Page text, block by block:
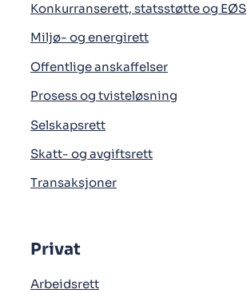
Konkurranserett, statsstøtte og EØS
Miljø- og energirett
Offentlige anskaffelser
Prosess og tvisteløsning
Selskapsrett
Skatt- og avgiftsrett
Transaksjoner
Privat
Arbeidsrett